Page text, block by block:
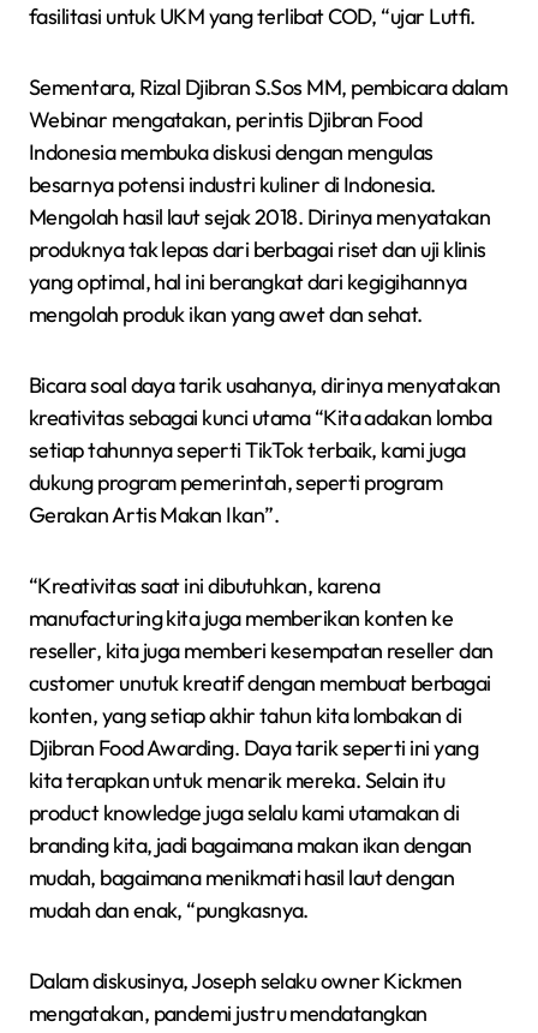
fasilitasi untuk UKM yang terlibat COD, “ujar Lutfi.
Sementara, Rizal Djibran S.Sos MM, pembicara dalam
Webinar mengatakan, perintis Djibran Food
Indonesia membuka diskusi dengan mengulas
besarnya potensi industri kuliner di Indonesia.
Mengolah hasil laut sejak 2018. Dirinya menyatakan
produknya tak lepas dari berbagai riset dan uji klinis
yang optimal, hal ini berangkat dari kegigihannya
mengolah produk ikan yang awet dan sehat.
Bicara soal daya tarik usahanya, dirinya menyatakan
kreativitas sebagai kunci utama “Kita adakan lomba
setiap tahunnya seperti TikTok terbaik, kami juga
dukung program pemerintah, seperti program
Gerakan Artis Makan Ikan”.
“Kreativitas saat ini dibutuhkan, karena
manufacturing kita juga memberikan konten ke
reseller, kita juga memberi kesempatan reseller dan
customer unutuk kreatif dengan membuat berbagai
konten, yang setiap akhir tahun kita lombakan di
Djibran Food Awarding. Daya tarik seperti ini yang
kita terapkan untuk menarik mereka. Selain itu
product knowledge juga selalu kami utamakan di
branding kita, jadi bagaimana makan ikan dengan
mudah, bagaimana menikmati hasil laut dengan
mudah dan enak, “pungkasnya.
Dalam diskusinya, Joseph selaku owner Kickmen
mengatakan, pandemi justru mendatangkan